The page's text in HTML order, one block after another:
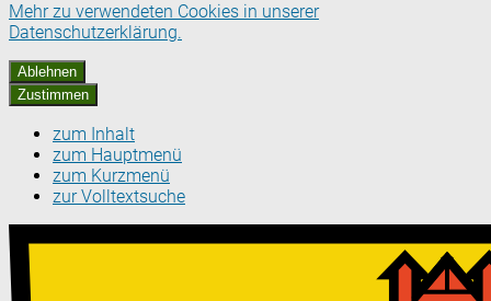
Mehr zu verwendeten Cookies in unserer
Datenschutzerklärung.
Ablehnen
Zustimmen
zum Inhalt
zum Hauptmenü
zum Kurzmenü
zur Volltextsuche